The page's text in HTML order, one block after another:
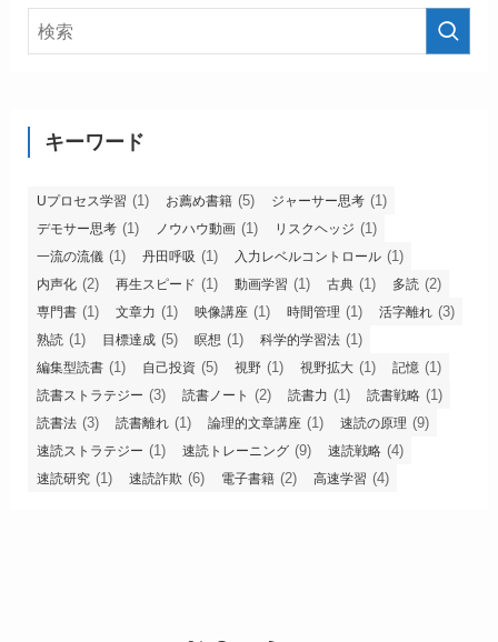
キーワード
Uプロセス学習 (1) お薦め書籍 (5) ジャーサー思考 (1)
デモサー思考 (1) ノウハウ動画 (1) リスクヘッジ (1)
一流の流儀 (1) 丹田呼吸 (1) 入力レベルコントロール (1)
内声化 (2) 再生スピード (1) 動画学習 (1) 古典 (1) 多読 (2)
専門書 (1) 文章力 (1) 映像講座 (1) 時間管理 (1) 活字離れ (3)
熟読 (1) 目標達成 (5) 瞑想 (1) 科学的学習法 (1)
編集型読書 (1) 自己投資 (5) 視野 (1) 視野拡大 (1) 記憶 (1)
読書ストラテジー (3) 読書ノート (2) 読書力 (1) 読書戦略 (1)
読書法 (3) 読書離れ (1) 論理的文章講座 (1) 速読の原理 (9)
速読ストラテジー (1) 速読トレーニング (9) 速読戦略 (4)
速読研究 (1) 速読詐欺 (6) 電子書籍 (2) 高速学習 (4)